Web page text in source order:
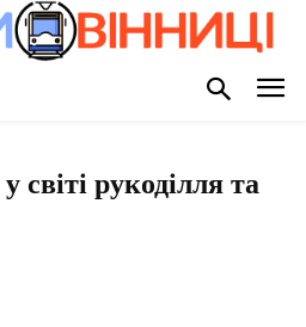
світі рукоділля та